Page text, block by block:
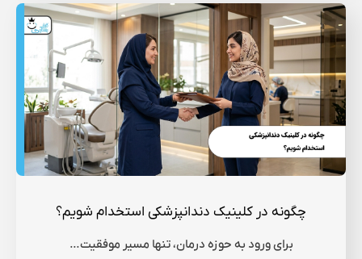
چگونه در کلینیک دندانپزشکی استخدام شویم؟
برای ورود به حوزه درمان، تنها مسیر موفقیت…